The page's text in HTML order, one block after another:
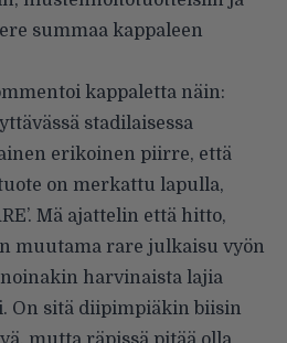
summaa kappaleen
kappaletta näin:
stadilaisessa
erikoinen piirre, että
on merkattu lapulla,
Mä ajattelin että hitto,
muutama rare julkaisu vyön
harvinaista lajia
On sitä diipimpiäkin biisin